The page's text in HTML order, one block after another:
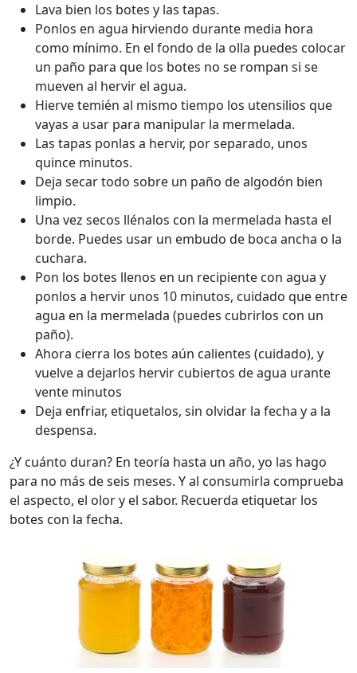
Lava bien los botes y las tapas.
Ponlos en agua hirviendo durante media hora
como mínimo. En el fondo de la olla puedes colocar
un paño para que los botes no se rompan si se
mueven al hervir el agua.
Hierve temién al mismo tiempo los utensilios que
vayas a usar para manipular la mermelada.
Las tapas ponlas a hervir, por separado, unos
quince minutos.
Deja secar todo sobre un paño de algodón bien
limpio.
Una vez secos llénalos con la mermelada hasta el
borde. Puedes usar un embudo de boca ancha o la
cuchara.
Pon los botes llenos en un recipiente con agua y
ponlos a hervir unos 10 minutos, cuidado que entre
agua en la mermelada (puedes cubrirlos con un
paño).
Ahora cierra los botes aún calientes (cuidado), y
vuelve a dejarlos hervir cubiertos de agua urante
vente minutos
Deja enfriar, etiquetalos, sin olvidar la fecha y a la
despensa.
¿Y cuánto duran? En teoría hasta un año, yo las hago
para no más de seis meses. Y al consumirla comprueba
el aspecto, el olor y el sabor. Recuerda etiquetar los
botes con la fecha.